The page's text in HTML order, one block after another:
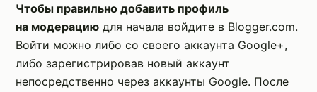
Чтобы правильно добавить профиль
на модерацию для начала войдите в Blogger.com.
Войти можно либо со своего аккаунта Google+,
либо зарегистрировав новый аккаунт
непосредственно через аккаунты Google. После